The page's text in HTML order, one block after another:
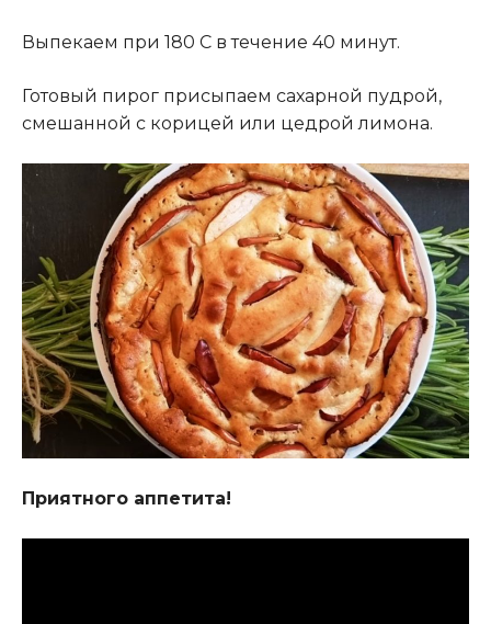
Выпекаем при 180 С в течение 40 минут.
Готовый пирог присыпаем сахарной пудрой,
смешанной с корицей или цедрой лимона.
Приятного аппетита!